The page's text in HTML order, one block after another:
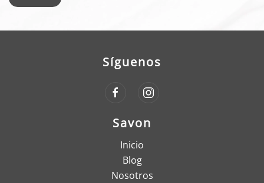
Savon
Inicio
Blog
Nosotros
Síguenos